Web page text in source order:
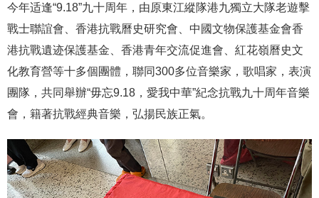
今年适逢“9.18”九十周年，由原東江縱隊港九獨立大隊老遊擊
戰士聯誼會、香港抗戰曆史研究會、中國文物保護基金會香
港抗戰遺迹保護基金、香港青年交流促進會、紅花嶺曆史文
化教育營等十多個團體，聯同300多位音樂家，歌唱家，表演
團隊，共同舉辦“毋忘9.18，愛我中華”紀念抗戰九十周年音樂
會，籍著抗戰經典音樂，弘揚民族正氣。